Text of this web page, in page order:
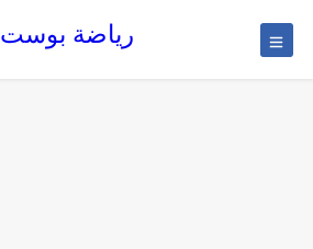
رياضة بوست